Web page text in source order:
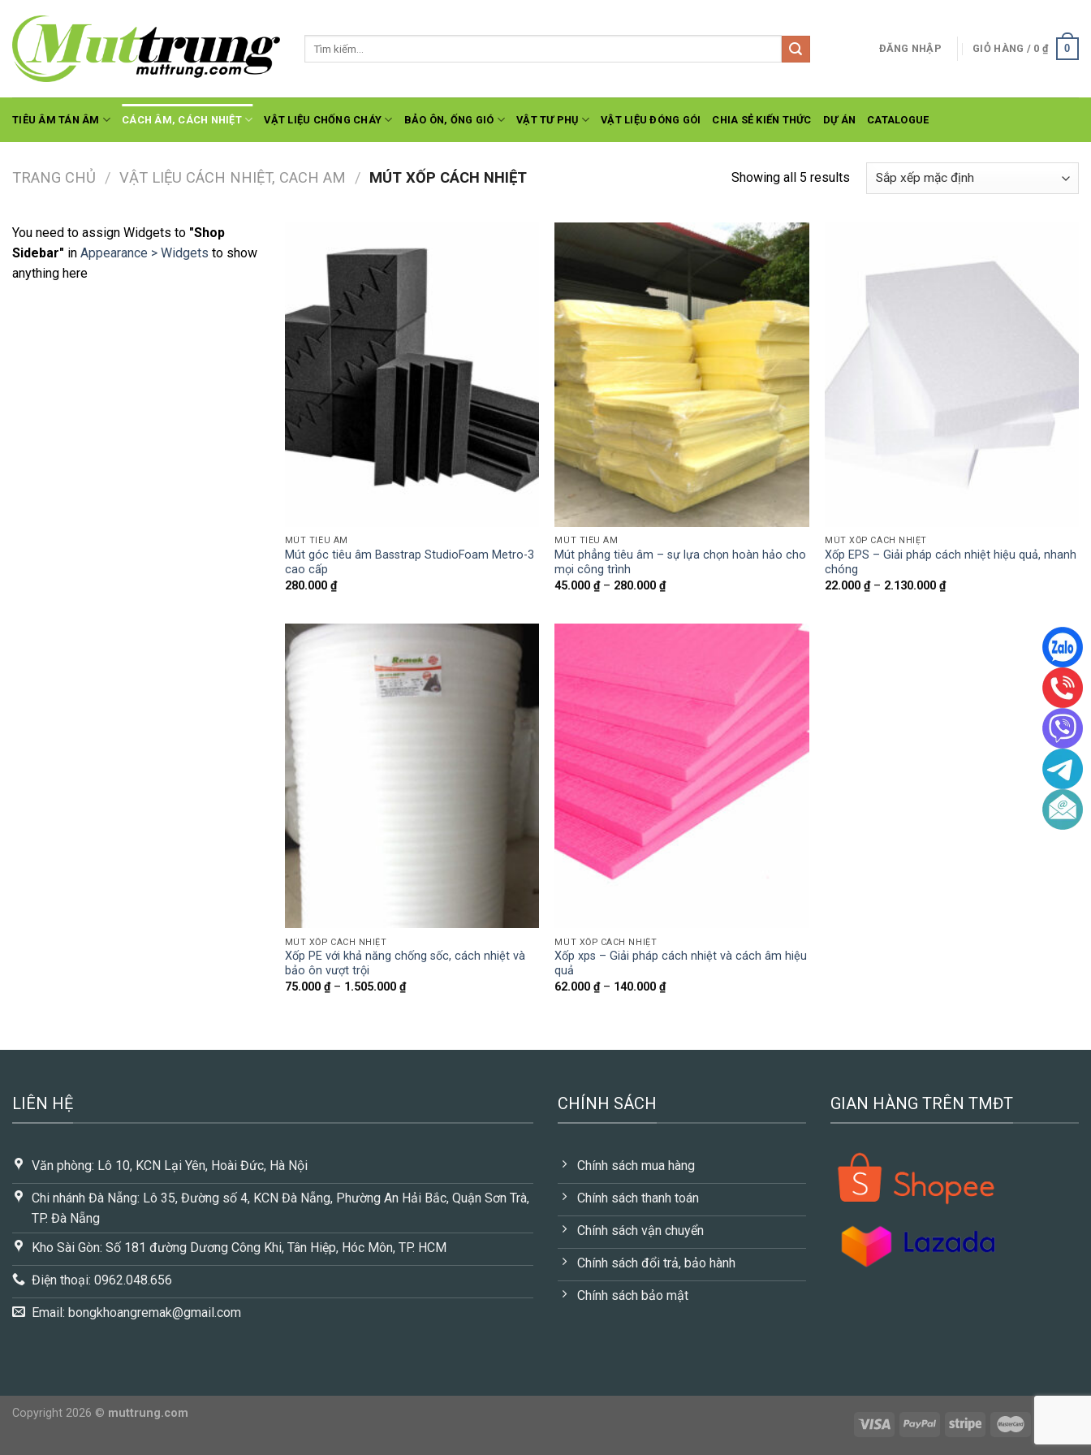
content
ĐĂNG NHẬP GIỎ HÀNG / 0 ₫ 0
TIÊU ÂM TÁN ÂM CÁCH ÂM, CÁCH NHIỆT VẬT LIỆU CHỐNG CHÁY BẢO ÔN, ỐNG GIÓ VẬT TƯ PHỤ VẬT LIỆU ĐÓNG GÓI CHIA SẺ KIẾN THỨC DỰ ÁN CATALOGUE
TRANG CHỦ / VẬT LIỆU CÁCH NHIỆT, CACH AM / MÚT XỐP CÁCH NHIỆT Showing all 5 results
You need to assign Widgets to "Shop
Sidebar" in Appearance > Widgets to show
anything here
MÚT TIÊU ÂM
Mút góc tiêu âm Basstrap StudioFoam Metro-3
cao cấp
280.000 ₫
Add to
wishlist
MÚT TIÊU ÂM
Mút phẳng tiêu âm – sự lựa chọn hoàn hảo cho
mọi công trình
45.000₫ – 280.000₫Khoảng
giá:
wishlist
MÚT XỐP CÁCH NHIỆT
Xốp EPS – Giải pháp cách nhiệt hiệu quả, nhanh
chóng
22.000₫ – 2.130.000₫Khoảng
giá:
wishlist
MÚT XỐP CÁCH NHIỆT
Xốp PE với khả năng chống sốc, cách nhiệt và
bảo ôn vượt trội
75.000 ₫ – 1.505.000 ₫Khoảng
giá:
Add to
wishlist
MÚT XỐP CÁCH NHIỆT
Xốp xps – Giải pháp cách nhiệt và cách âm hiệu
quả
62.000₫ – 140.000₫Khoảng
giá:
LIÊN HỆ
Văn phòng: Lô 10, KCN Lại Yên, Hoài Đức, Hà Nội
Chi nhánh Đà Nẵng: Lô 35, Đường số 4, KCN Đà Nẵng, Phường An Hải Bắc, Quận Sơn Trà,
TP. Đà Nẵng
Kho Sài Gòn: Số 181 đường Dương Công Khi, Tân Hiệp, Hóc Môn, TP. HCM
Điện thoại: 0962.048.656
Email: bongkhoangremak@gmail.com
CHÍNH SÁCH
Chính sách mua hàng
Chính sách thanh toán
Chính sách vận chuyển
Chính sách đổi trả, bảo hành
Chính sách bảo mật
GIAN HÀNG TRÊN TMĐT
Copyright 2026 © muttrung.com